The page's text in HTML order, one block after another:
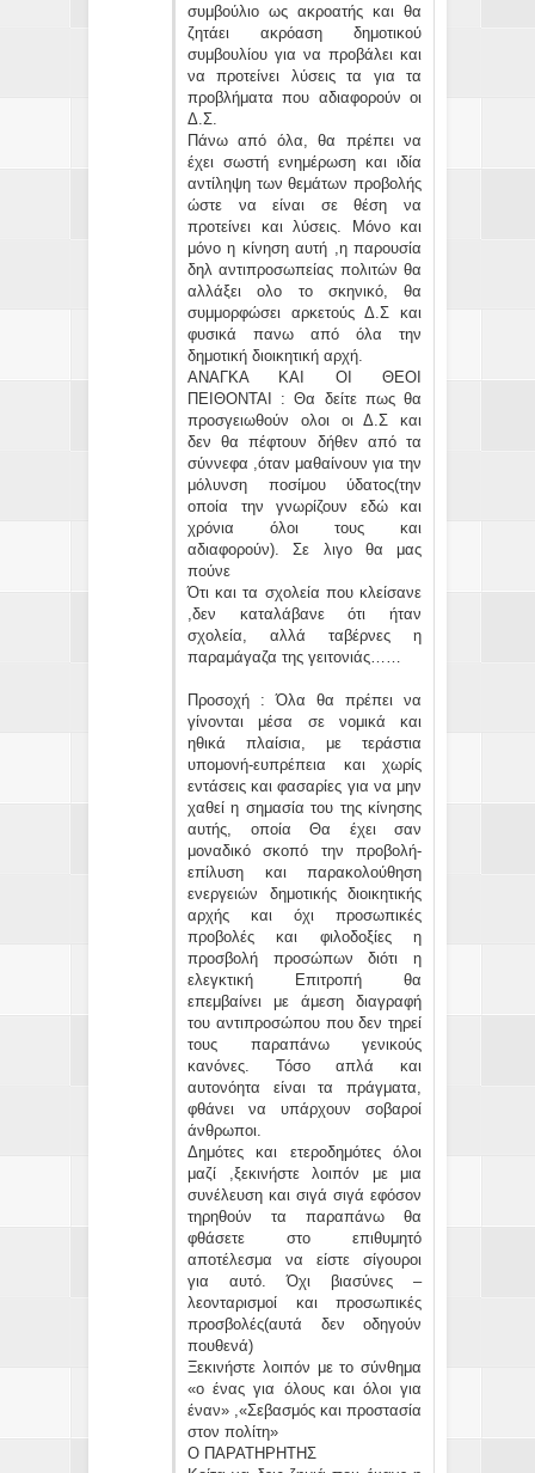
συμβούλιο ως ακροατής και θα
ζητάει ακρόαση δημοτικού
συμβουλίου για να προβάλει και
να προτείνει λύσεις τα για τα
προβλήματα που αδιαφορούν οι
Δ.Σ.
Πάνω από όλα, θα πρέπει να
έχει σωστή ενημέρωση και ιδία
αντίληψη των θεμάτων προβολής
ώστε να είναι σε θέση να
προτείνει και λύσεις. Μόνο και
μόνο η κίνηση αυτή ,η παρουσία
δηλ αντιπροσωπείας πολιτών θα
αλλάξει ολο το σκηνικό, θα
συμμορφώσει αρκετούς Δ.Σ και
φυσικά πανω από όλα την
δημοτική διοικητική αρχή.
ΑΝΑΓΚΑ ΚΑΙ ΟΙ ΘΕΟΙ
ΠΕΙΘΟΝΤΑΙ : Θα δείτε πως θα
προσγειωθούν ολοι οι Δ.Σ και
δεν θα πέφτουν δήθεν από τα
σύννεφα ,όταν μαθαίνουν για την
μόλυνση ποσίμου ύδατος(την
οποία την γνωρίζουν εδώ και
χρόνια όλοι τους και
αδιαφορούν). Σε λιγο θα μας
πούνε
Ότι και τα σχολεία που κλείσανε
,δεν καταλάβανε ότι ήταν
σχολεία, αλλά ταβέρνες η
παραμάγαζα της γειτονιάς……
Προσοχή : Όλα θα πρέπει να
γίνονται μέσα σε νομικά και
ηθικά πλαίσια, με τεράστια
υπομονή-ευπρέπεια και χωρίς
εντάσεις και φασαρίες για να μην
χαθεί η σημασία του της κίνησης
αυτής, οποία Θα έχει σαν
μοναδικό σκοπό την προβολή-
επίλυση και παρακολούθηση
ενεργειών δημοτικής διοικητικής
αρχής και όχι προσωπικές
προβολές και φιλοδοξίες η
προσβολή προσώπων διότι η
ελεγκτική Επιτροπή θα
επεμβαίνει με άμεση διαγραφή
του αντιπροσώπου που δεν τηρεί
τους παραπάνω γενικούς
κανόνες. Τόσο απλά και
αυτονόητα είναι τα πράγματα,
φθάνει να υπάρχουν σοβαροί
άνθρωποι.
Δημότες και ετεροδημότες όλοι
μαζί ,ξεκινήστε λοιπόν με μια
συνέλευση και σιγά σιγά εφόσον
τηρηθούν τα παραπάνω θα
φθάσετε στο επιθυμητό
αποτέλεσμα να είστε σίγουροι
για αυτό. Όχι βιασύνες –
λεονταρισμοί και προσωπικές
προσβολές(αυτά δεν οδηγούν
πουθενά)
Ξεκινήστε λοιπόν με το σύνθημα
«ο ένας για όλους και όλοι για
έναν» ,«Σεβασμός και προστασία
στον πολίτη»
Ο ΠΑΡΑΤΗΡΗΤΗΣ